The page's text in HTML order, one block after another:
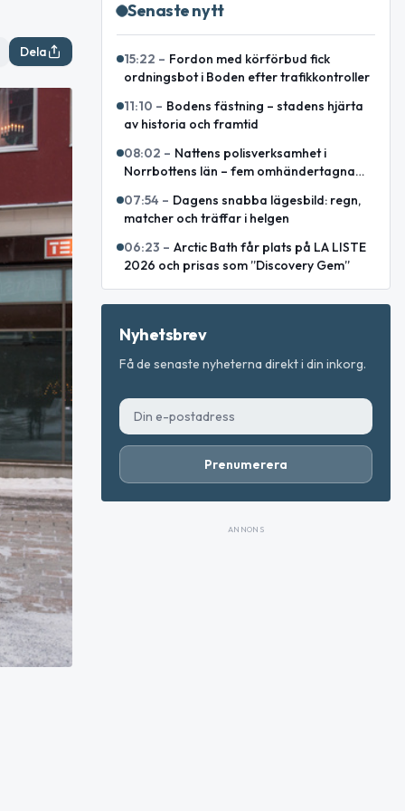
Dela
Senaste nytt
15:22 – Fordon med körförbud fick
ordningsbot i Boden efter trafikkontroller
11:10 – Bodens fästning – stadens hjärta
av historia och framtid
08:02 – Nattens polisverksamhet i
Norrbottens län – fem omhändertagna
07:54 – Dagens snabba lägesbild: regn,
matcher och träffar i helgen
06:23 – Arctic Bath får plats på LA LISTE
2026 och prisas som ”Discovery Gem”
Nyhetsbrev
Få de senaste nyheterna direkt i din inkorg.
Prenumerera
ANNONS